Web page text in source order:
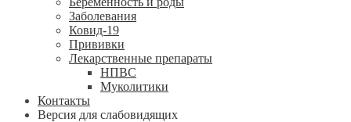
Заболевания
Ковид-19
Прививки
Лекарственные препараты
НПВС
Муколитики
Контакты
Версия для слабовидящих